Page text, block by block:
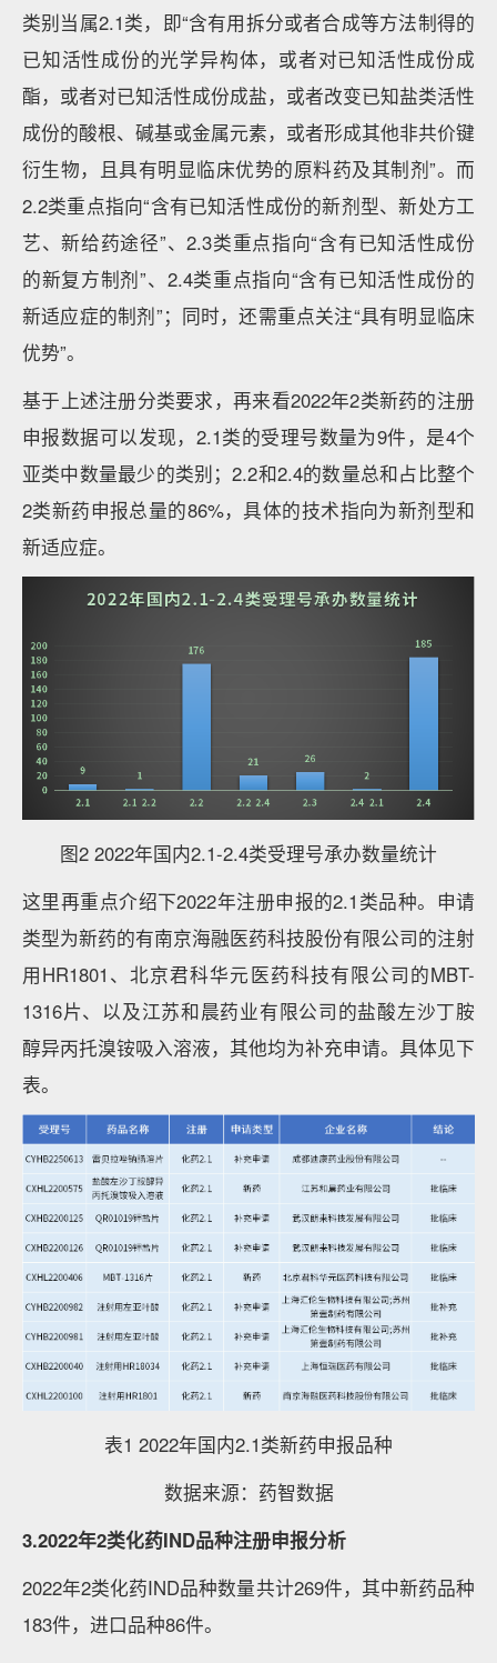
类别当属2.1类，即“含有用拆分或者合成等方法制得的
已知活性成份的光学异构体，或者对已知活性成份成
酯，或者对已知活性成份成盐，或者改变已知盐类活性
成份的酸根、碱基或金属元素，或者形成其他非共价键
衍生物，且具有明显临床优势的原料药及其制剂”。而
2.2类重点指向“含有已知活性成份的新剂型、新处方工
艺、新给药途径”、2.3类重点指向“含有已知活性成份
的新复方制剂”、2.4类重点指向“含有已知活性成份的
新适应症的制剂”；同时，还需重点关注“具有明显临床
优势”。
基于上述注册分类要求，再来看2022年2类新药的注册
申报数据可以发现，2.1类的受理号数量为9件，是4个
亚类中数量最少的类别；2.2和2.4的数量总和占比整个
2类新药申报总量的86%，具体的技术指向为新剂型和
新适应症。
图2 2022年国内2.1-2.4类受理号承办数量统计
这里再重点介绍下2022年注册申报的2.1类品种。申请
类型为新药的有南京海融医药科技股份有限公司的注射
用HR1801、北京君科华元医药科技有限公司的MBT-
1316片、以及江苏和晨药业有限公司的盐酸左沙丁胺
醇异丙托溴铵吸入溶液，其他均为补充申请。具体见下
表。
表1 2022年国内2.1类新药申报品种
数据来源：药智数据
3.2022年2类化药IND品种注册申报分析
2022年2类化药IND品种数量共计269件，其中新药品种
183件，进口品种86件。